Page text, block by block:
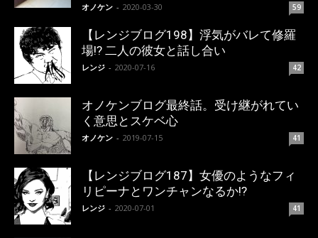
オノケン - 2020-03-30 59
【レンジブログ198】浮気がバレて修羅
場!? 二人の彼女と話し合い
レンジ - 2020-07-16 42
オノケンブログ最終話。受け継がれてい
く意思とスケベ心
オノケン - 2019-07-15 41
【レンジブログ187】女優のようなフィ
リピーナとワンチャンなるか!?
レンジ - 2020-07-01 41